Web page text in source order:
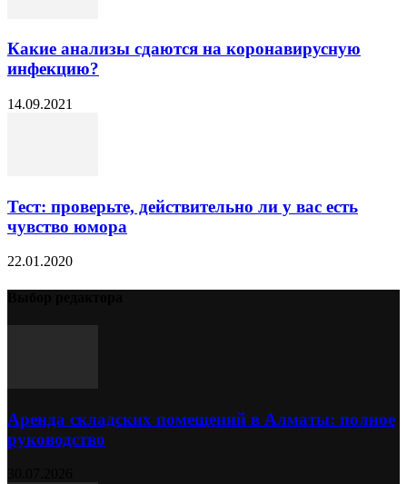
Какие анализы сдаются на коронавирусную
инфекцию?
14.09.2021
Тест: проверьте, действительно ли у вас есть
чувство юмора
22.01.2020
Аренда складских помещений в Алматы: полное
руководство